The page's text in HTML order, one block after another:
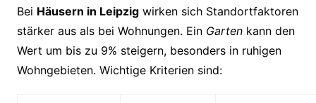
Bei Häusern in Leipzigwirken sich Standortfaktoren
stärker aus als bei Wohnungen. Ein Gartenkann den
Wert um bis zu 9% steigern, besonders in ruhigen
Wohngebieten. Wichtige Kriterien sind: